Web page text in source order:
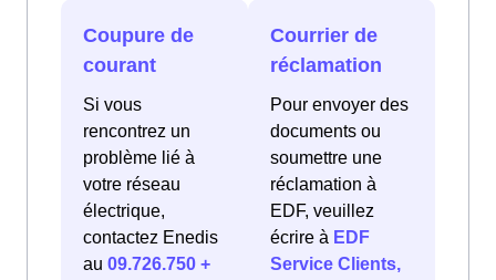
Coupure de
courant
Si vous
rencontrez un
problème lié à
votre réseau
électrique,
contactez Enedis
au 09.726.750 +
Courrier de
réclamation
Pour envoyer des
documents ou
soumettre une
réclamation à
EDF, veuillez
écrire à EDF
Service Clients,